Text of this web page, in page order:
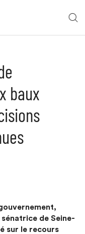
baux
de Seine-
sur le recours